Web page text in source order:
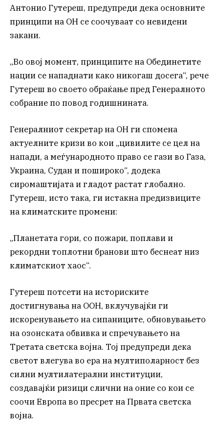
Антонио Гутереш, предупреди дека основните
принципи на ОН се соочуваат со невидени
закани.
„Во овој момент, принципите на Обединетите
нации се нападнати како никогаш досега“, рече
Гутереш во своето обраќање пред Генералното
собрание по повод годишнината.
Генералниот секретар на ОН ги спомена
актуелните кризи во кои „цивилите се цел на
напади, а меѓународното право се гази во Газа,
Украина, Судан и пошироко“, додека
сиромаштијата и гладот ​​растат глобално.
Гутереш, исто така, ги истакна предизвиците
на климатските промени:
„Планетата гори, со пожари, поплави и
рекордни топлотни бранови што беснеат низ
климатскиот хаос“.
Гутереш потсети на историските
достигнувања на ООН, вклучувајќи ги
искоренувањето на сипаниците, обновувањето
на озонската обвивка и спречувањето на
Третата светска војна. Тој предупреди дека
светот влегува во ера на мултиполарност без
силни мултилатерални институции,
создавајќи ризици слични на оние со кои се
соочи Европа во пресрет на Првата светска
војна.